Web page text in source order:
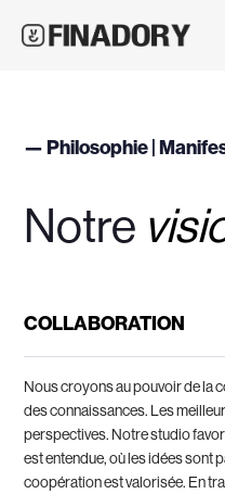
links
— Philosophie |
Notre
COLLABORATION
Nous croyons au pouvoir de la
des connaissances. Les
perspectives. Notre studio
est entendue, où les idées sont
coopération est valorisée. En